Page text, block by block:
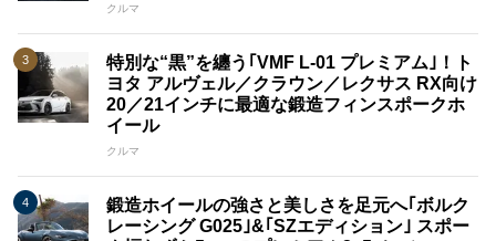
クルマ
特別な“黒”を纏う｢VMF L-01 プレミアム｣！ト
ヨタ アルヴェル／クラウン／レクサス RX向け
20／21インチに最適な鍛造フィンスポークホ
イール
クルマ
鍛造ホイールの強さと美しさを足元へ｢ボルク
レーシング G025｣&｢SZエディション｣ スポー